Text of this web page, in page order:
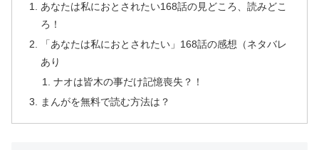
あなたは私におとされたい168話の見どころ、読みどこ
ろ！
「あなたは私におとされたい」168話の感想（ネタバレ
あり
ナオは皆木の事だけ記憶喪失？！
まんがを無料で読む方法は？